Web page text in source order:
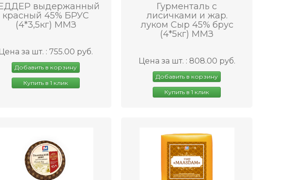
выдержанный
красный 45% БРУС
(4*3,5кг) ММЗ
за шт. : 755.00 руб.
Добавить в корзину
Купить в 1 клик
Гурменталь с
лисичками и жар.
луком Сыр 45% брус
(4*5кг) ММЗ
Цена за шт. : 808.00 руб.
Добавить в корзину
Купить в 1 клик